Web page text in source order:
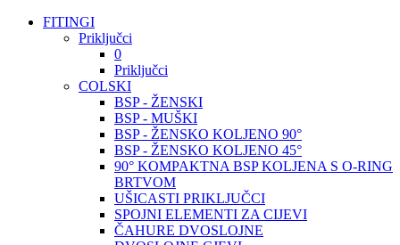
FITINGI
Priključci
0
Priključci
COLSKI
BSP - ŽENSKI
BSP - MUŠKI
BSP - ŽENSKO KOLJENO 90°
BSP - ŽENSKO KOLJENO 45°
90° KOMPAKTNA BSP KOLJENA S O-RING
BRTVOM
UŠICASTI PRIKLJUČCI
SPOJNI ELEMENTI ZA CIJEVI
ČAHURE DVOSLOJNE